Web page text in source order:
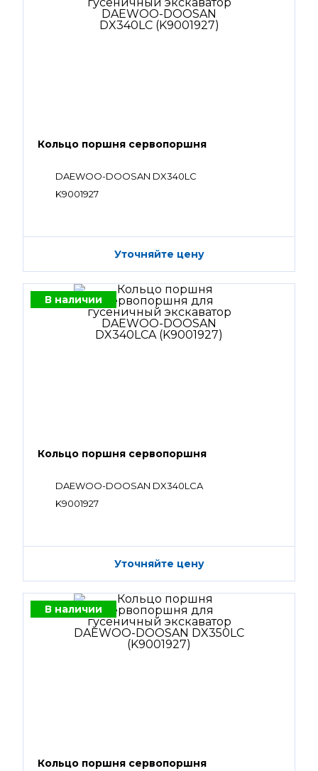
Кольцо поршня сервопоршня
DAEWOO-DOOSAN DX340LC
K9001927
Уточняйте цену
В наличии
Кольцо поршня сервопоршня
DAEWOO-DOOSAN DX340LCA
K9001927
Уточняйте цену
В наличии
Кольцо поршня сервопоршня